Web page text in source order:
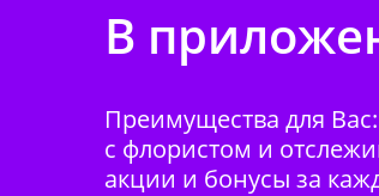
В
Преимущества для
с флористом и
акции и бонусы за